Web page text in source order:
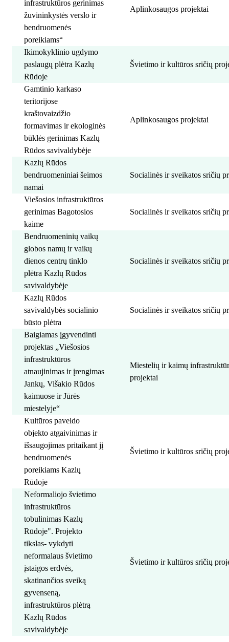
infrastruktūros gerinimas
žuvininkystės verslo ir
bendruomenės
poreikiams“
Aplinkosaugos projektai
Ikimokyklinio ugdymo
paslaugų plėtra Kazlų
Rūdoje
Švietimo ir kultūros sričių
Gamtinio karkaso
teritorijose
kraštovaizdžio
formavimas ir ekologinės
būklės gerinimas Kazlų
Rūdos savivaldybėje
Aplinkosaugos projektai
Kazlų Rūdos
bendruomeniniai šeimos
namai
Socialinės ir sveikatos sričių
Viešosios infrastruktūros
gerinimas Bagotosios
kaime
Socialinės ir sveikatos sričių
Bendruomeninių vaikų
globos namų ir vaikų
dienos centrų tinklo
plėtra Kazlų Rūdos
savivaldybėje
Socialinės ir sveikatos sričių
Kazlų Rūdos
savivaldybės socialinio
būsto plėtra
Socialinės ir sveikatos sričių
Baigiamas įgyvendinti
projektas „Viešosios
infrastruktūros
atnaujinimas ir įrengimas
Jankų, Višakio Rūdos
kaimuose ir Jūrės
miestelyje“
Miestelių ir kaimų
projektai
Kultūros paveldo
objekto atgaivinimas ir
išsaugojimas pritaikant jį
bendruomenės
poreikiams Kazlų
Rūdoje
Švietimo ir kultūros sričių
Neformaliojo švietimo
infrastruktūros
tobulinimas Kazlų
Rūdoje". Projekto
tikslas- vykdyti
neformalaus švietimo
įstaigos erdvės,
skatinančios sveiką
gyvenseną,
infrastruktūros plėtrą
Kazlų Rūdos
savivaldybėje
Švietimo ir kultūros sričių